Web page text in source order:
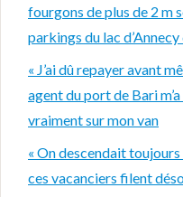
fourgons de plus de 2 m
parkings du lac d’Annecy
« J’ai dû repayer avant
agent du port de Bari
vraiment sur mon van
« On descendait
ces vacanciers filent